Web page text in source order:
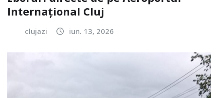
Internațional Cluj
clujazi iun. 13, 2026